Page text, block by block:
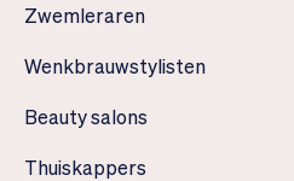
Zwemleraren
Wenkbrauwstylisten
Beauty salons
Thuiskappers